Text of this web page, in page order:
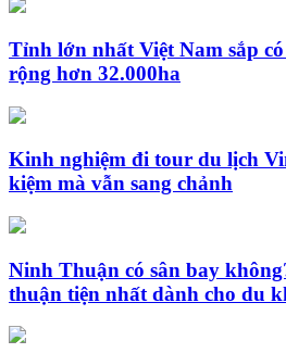
Tỉnh lớn nhất Việt Nam sắp
rộng hơn 32.000ha
Kinh nghiệm đi tour du lịch
kiệm mà vẫn sang chảnh
Ninh Thuận có sân bay
thuận tiện nhất dành cho du